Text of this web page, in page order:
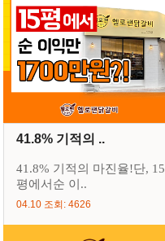
41.8% 기적의 ..
41.8% 기적의 마진율!단, 15
평에서순 이..
04.10 조회: 4626